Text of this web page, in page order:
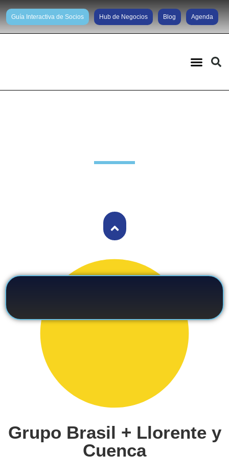
Guía Interactiva de Socios Hub de Negocios Blog Agenda
Grupo Brasil + Llorente y
Cuenca